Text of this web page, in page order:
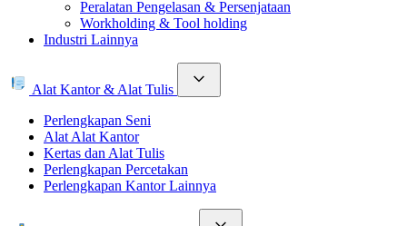
Peralatan Pengelasan & Persenjataan
Workholding & Tool holding
Industri Lainnya
Alat Kantor & Alat Tulis
Perlengkapan Seni
Alat Alat Kantor
Kertas dan Alat Tulis
Perlengkapan Percetakan
Perlengkapan Kantor Lainnya